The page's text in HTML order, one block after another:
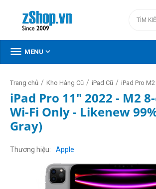
 MENU 
Trang chủ / Kho Hàng Cũ / iPad Cũ / iPad Pro
iPad Pro 11" 2022 - M2
Wi-Fi Only - Likenew
Gray)
Thương hiệu Apple